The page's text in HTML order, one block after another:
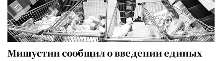
Мишустин сообщил о введении единых